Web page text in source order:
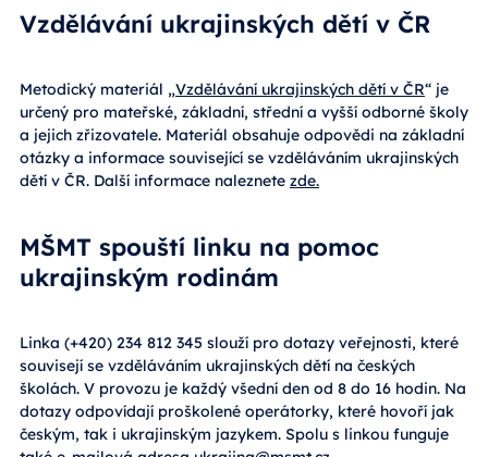
Vzdělávání ukrajinských dětí v ČR
Metodický materiál „Vzdělávání ukrajinských dětí v ČR“ je
určený pro mateřské, základní, střední a vyšší odborné školy
a jejich zřizovatele. Materiál obsahuje odpovědi na základní
otázky a informace související se vzděláváním ukrajinských
dětí v ČR. Další informace naleznete zde.
MŠMT spouští linku na pomoc
ukrajinským rodinám
Linka (+420) 234 812 345 slouží pro dotazy veřejnosti, které
souvisejí se vzděláváním ukrajinských dětí na českých
školách. V provozu je každý všední den od 8 do 16 hodin. Na
dotazy odpovídají proškolené operátorky, které hovoří jak
českým, tak i ukrajinským jazykem. Spolu s linkou funguje